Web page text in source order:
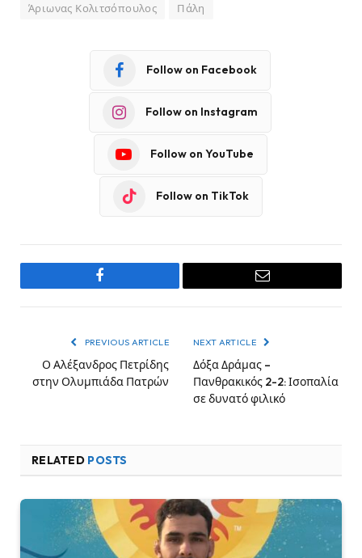
Άριωνας Κολιτσόπουλος Πάλη
Follow on Facebook
Follow on Instagram
Follow on YouTube
Follow on TikTok
Facebook Email
PREVIOUS ARTICLE
Ο Αλέξανδρος Πετρίδης
στην Ολυμπιάδα Πατρών
NEXT ARTICLE
Δόξα Δράμας –
Πανθρακικός 2-2: Ισοπαλία
σε δυνατό φιλικό
RELATED POSTS